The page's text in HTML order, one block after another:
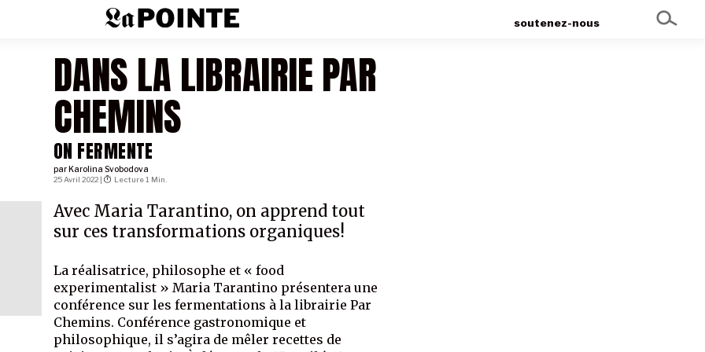
soutenez-nous
DANS LA LIBRAIRIE PAR
CHEMINS
ON FERMENTE
par Karolina Svobodova
Avec Maria Tarantino, on apprend tout
sur ces transformations organiques!
25 Avril 2022 | Lecture 1 Min.
La réalisatrice, philosophe et « food
experimentalist » Maria Tarantino présentera une
conférence sur les fermentations à la librairie Par
Chemins. Conférence gastronomique et
philosophique, il s’agira de mêler recettes de